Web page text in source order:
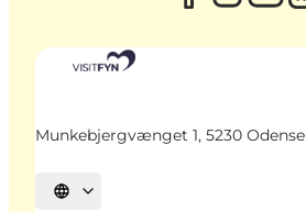
Munkebjergvænget 1, 5230 Odense
Vælg sprog